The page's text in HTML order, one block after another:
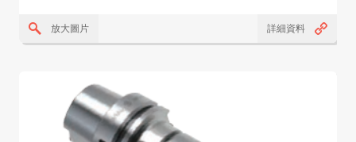
放大圖片 詳細資料